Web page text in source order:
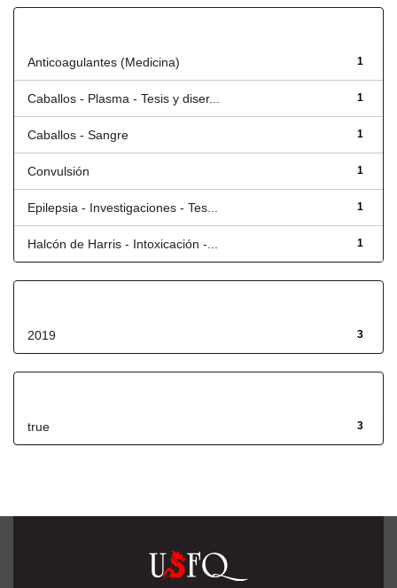
1
Anticoagulantes (Medicina)
1
Caballos - Plasma - Tesis y diser...
1
Caballos - Sangre
1
Convulsión
1
Epilepsia - Investigaciones - Tes...
1
Halcón de Harris - Intoxicación -...
3
2019
3
true